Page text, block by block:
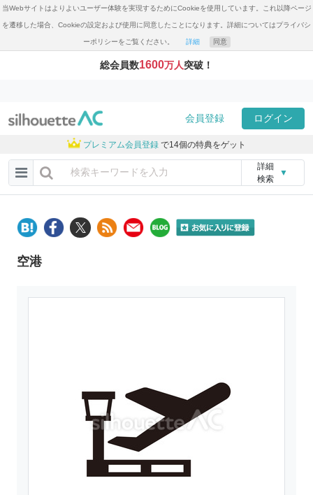
当Webサイトはよりよいユーザー体験を実現するためにCookieを使用しています。これ以降ページ
を遷移した場合、Cookieの設定および使用に同意したことになります。詳細についてはプライバシ
ーポリシーをご覧ください。 詳細 同意
総会員数1600万人突破！
会員登録 ログイン
プレミアム会員登録 で14個の特典をゲット
詳細
検索
▼
空港